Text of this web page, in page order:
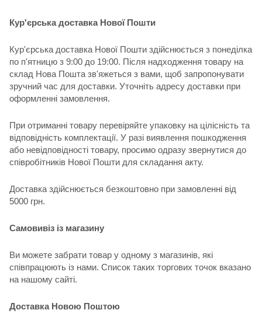
Кур'єрська доставка Нової Пошти
Кур'єрська доставка Нової Пошти здійснюється з понеділка
по п'ятницю з 9:00 до 19:00. Після надходження товару на
склад Нова Пошта зв'яжеться з вами, щоб запропонувати
зручний час для доставки. Уточніть адресу доставки при
оформленні замовлення.
При отриманні товару перевіряйте упаковку на цілісність та
відповідність комплектації. У разі виявлення пошкодження
або невідповідності товару, просимо одразу звернутися до
співробітників Нової Пошти для складання акту.
Доставка здійснюється безкоштовно при замовленні від
5000 грн.
Самовивіз із магазину
Ви можете забрати товар у одному з магазинів, які
співпрацюють із нами. Список таких торгових точок вказано
на нашому сайті.
Доставка Новою Поштою